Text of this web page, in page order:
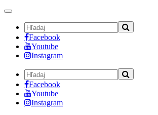
Toggle
navigation
Facebook
Youtube
Instagram
Facebook
Youtube
Instagram